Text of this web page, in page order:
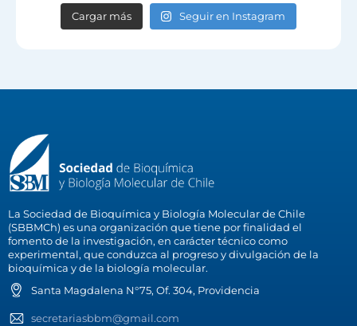
Cargar más Seguir en Instagram
La Sociedad de Bioquímica y Biología Molecular de Chile
(SBBMCh) es una organización que tiene por finalidad el
fomento de la investigación, en carácter técnico como
experimental, que conduzca al progreso y divulgación de la
bioquímica y de la biología molecular.
Santa Magdalena N°75, Of. 304, Providencia
secretariasbbm@gmail.com